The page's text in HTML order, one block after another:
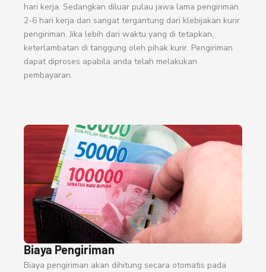
hari kerja. Sedangkan diluar pulau jawa lama pengiriman
2-6 hari kerja dan sangat tergantung dari klebijakan kurir
pengiriman. Jika lebih dari waktu yang di tetapkan,
keterlambatan di tanggung oleh pihak kurir. Pengiriman
dapat diproses apabila anda telah melakukan
pembayaran.
Biaya Pengiriman
Biaya pengiriman akan dihitung secara otomatis pada